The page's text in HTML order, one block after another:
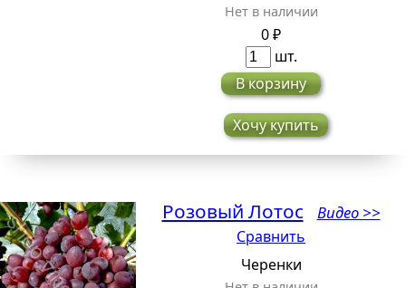
Нет в наличии
0 ₽
шт.
В корзину
Хочу купить
Розовый Лотос Видео >>
Сравнить
Черенки